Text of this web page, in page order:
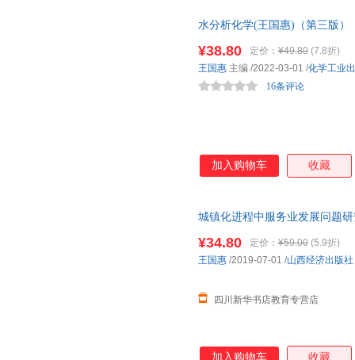
水分析化学(王国惠)（第三版）
¥38.80 定价： ¥49.80 (7.8折)
16条评论
王国惠 主编 /2022-03-01 /化学工业
加入购物车 收藏
城镇化进程中服务业发展问题
¥34.80 定价： ¥59.00 (5.9折)
四川新华书店教育专营店
王国惠 /2019-07-01 /山西经济出版社
加入购物车 收藏